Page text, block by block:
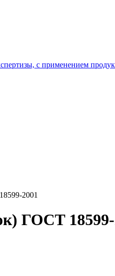
с применением
2001
ГОСТ